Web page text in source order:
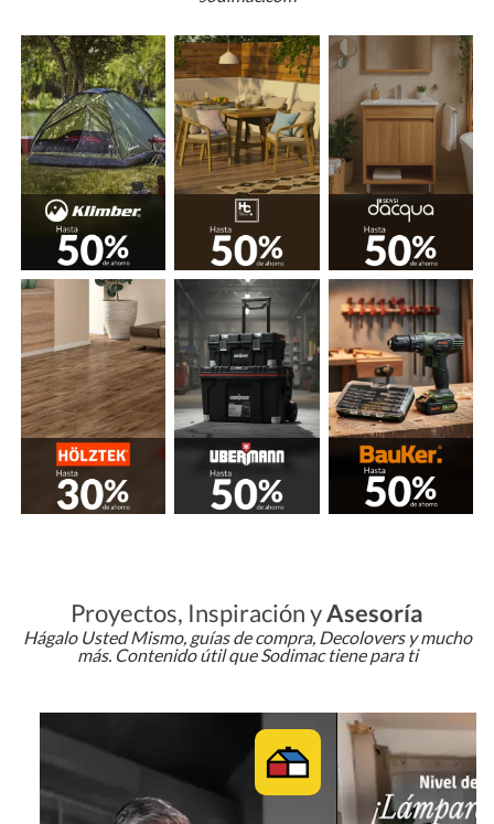
Proyectos, Inspiración yAsesoría
Hágalo Usted Mismo, guías de compra, Decolovers y mucho
más. Contenido útil que Sodimac tiene para ti